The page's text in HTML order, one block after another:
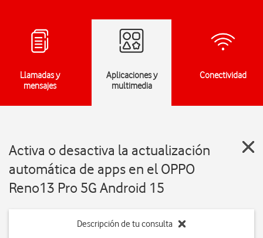
Llamadas y
mensajes
Aplicaciones y
multimedia
Conectividad
Activa o desactiva la actualización
automática de apps en el OPPO
Reno13 Pro 5G Android 15
Descripción de tu consulta